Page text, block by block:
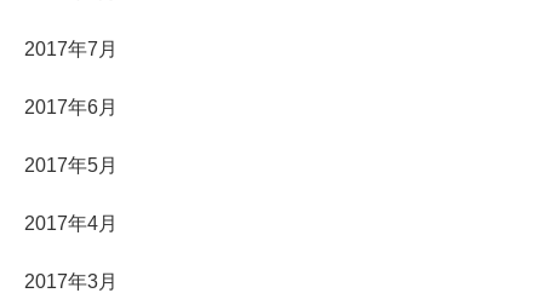
2017年7月
2017年6月
2017年5月
2017年4月
2017年3月